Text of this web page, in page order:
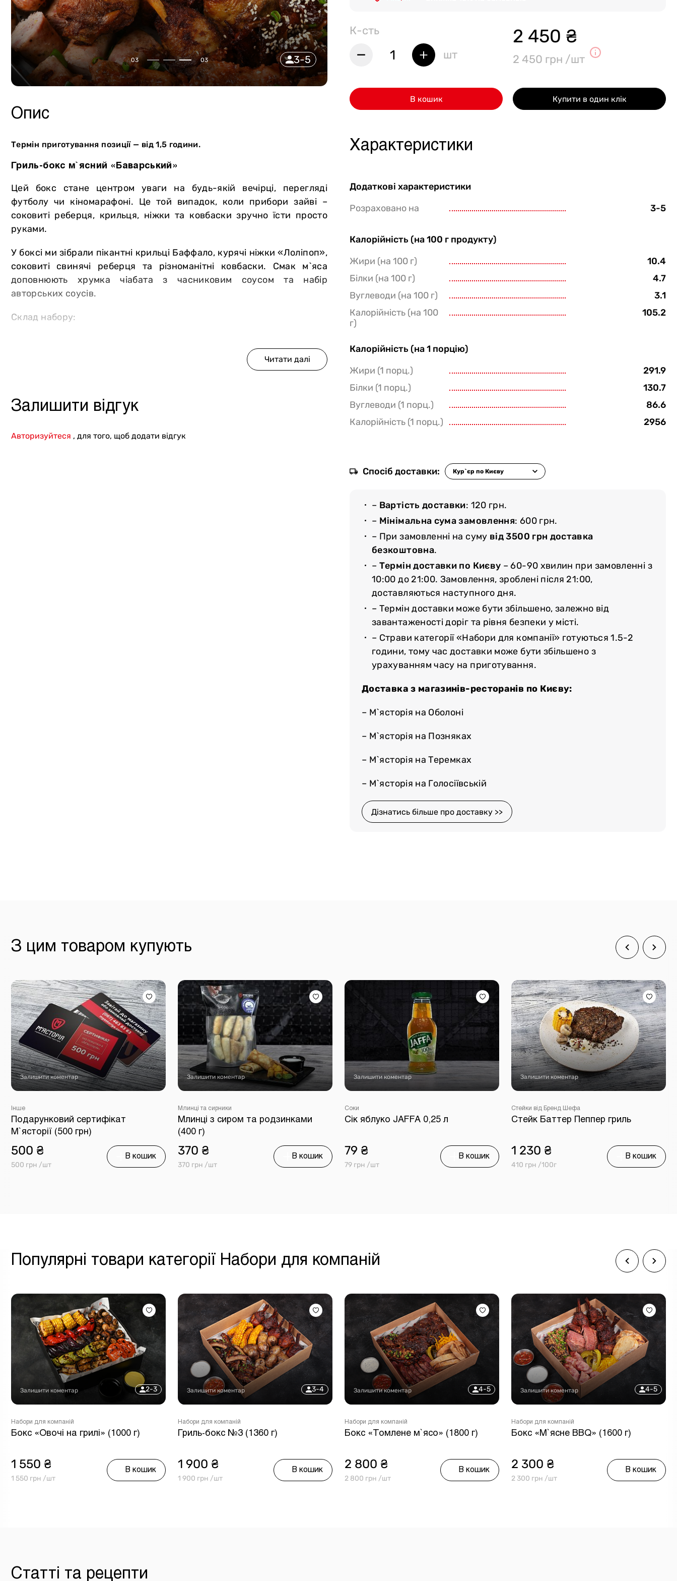
Сало
Птиця
Курдючна баранина
Кролятина
М`ясторики для дітей
Вареники
Яйця
Стейки Клаб
Стейки Особуко
Стейки Шатобріан
Стейки із птиці
Стейки зі свинини
Власне виробництво
М`ясна продукція
Консервація
Сир
Олія
Хліб та випічка
Спеції
Вугілля та аксесуари для гриля
Інше
03 03 3-5
К-сть
1 шт
2 450 ₴
2 450 грн /шт
В кошик Купити в один клік
Характеристики
Додаткові характеристики
Розраховано на
3-5
Калорійність (на 100 г продукту)
Жири (на 100 г)
10.4
Білки (на 100 г)
4.7
Вуглеводи (на 100 г)
3.1
Калорійність (на 100
г)
105.2
Калорійність (на 1 порцію)
Жири (1 порц.)
291.9
Білки (1 порц.)
130.7
Вуглеводи (1 порц.)
86.6
Калорійність (1 порц.)
2956
Спосіб доставки:
– Вартість доставки: 120 грн.
– Мінімальна сума замовлення: 600 грн.
– При замовленні на суму від 3500 грн доставка
безкоштовна.
– Термін доставки по Києву – 60-90 хвилин при замовленні з
10:00 до 21:00. Замовлення, зроблені після 21:00,
доставляються наступного дня.
– Термін доставки може бути збільшено, залежно від
завантаженості доріг та рівня безпеки у місті.
– Страви категорії «Набори для компанії» готуються 1.5-2
години, тому час доставки може бути збільшено з
урахуванням часу на приготування.
Доставка з магазинів-ресторанів по Києву:
– М`ясторія на Оболоні
– М`ясторія на Позняках
– М`ясторія на Теремках
– М`ясторія на Голосіївській
Дізнатись більше про доставку >>
Опис
Термін приготування позиції — від 1,5 години.
Гриль-бокс м`ясний «Баварський»
Цей бокс стане центром уваги на будь-якій вечірці, перегляді
футболу чи кіномарафоні. Це той випадок, коли прибори зайві –
соковиті реберця, крильця, ніжки та ковбаски зручно їсти просто
руками.
У боксі ми зібрали пікантні крильці Баффало, курячі ніжки «Лоліпоп»,
соковиті свинячі реберця та різноманітні ковбаски. Смак м`яса
доповнюють хрумка чіабата з часниковим соусом та набір
авторських соусів.
Склад набору:
Курячі ніжки «Лоліпоп»;
Соуси Ранч, Mississippi BBQ, Медово-гірчичний.
Залишити відгук
Авторизуйтеся , для того, щоб додати відгук
З цим товаром купують
Залишити коментар
Інше
Подарунковий сертифікат
М`ясторії (500 грн)
500 ₴
500 грн /шт
В кошик
Залишити коментар
Млинці та сирники
Млинці з сиром та родзинками
(400 г)
370 ₴
370 грн /шт
В кошик
Залишити коментар
Соки
Сік яблуко JAFFA 0,25 л
79 ₴
79 грн /шт
В кошик
Залишити коментар
Стейки від Бренд Шефа
Стейк Баттер Пеппер гриль
1 230 ₴
410 грн /100г
В кошик
Популярні товари категорії Набори для компаній
Залишити коментар 2-3
Набори для компаній
Бокс «Овочі на грилі» (1000 г)
1 550 ₴
1 550 грн /шт
В кошик
Залишити коментар 3-4
Набори для компаній
Гриль-бокс №3 (1360 г)
1 900 ₴
1 900 грн /шт
В кошик
Залишити коментар 4-5
Набори для компаній
Бокс «Томлене м`ясо» (1800 г)
2 800 ₴
2 800 грн /шт
В кошик
Залишити коментар 4-5
Набори для компаній
Бокс «М`ясне BBQ» (1600 г)
2 300 ₴
2 300 грн /шт
В кошик
Статті та рецепти